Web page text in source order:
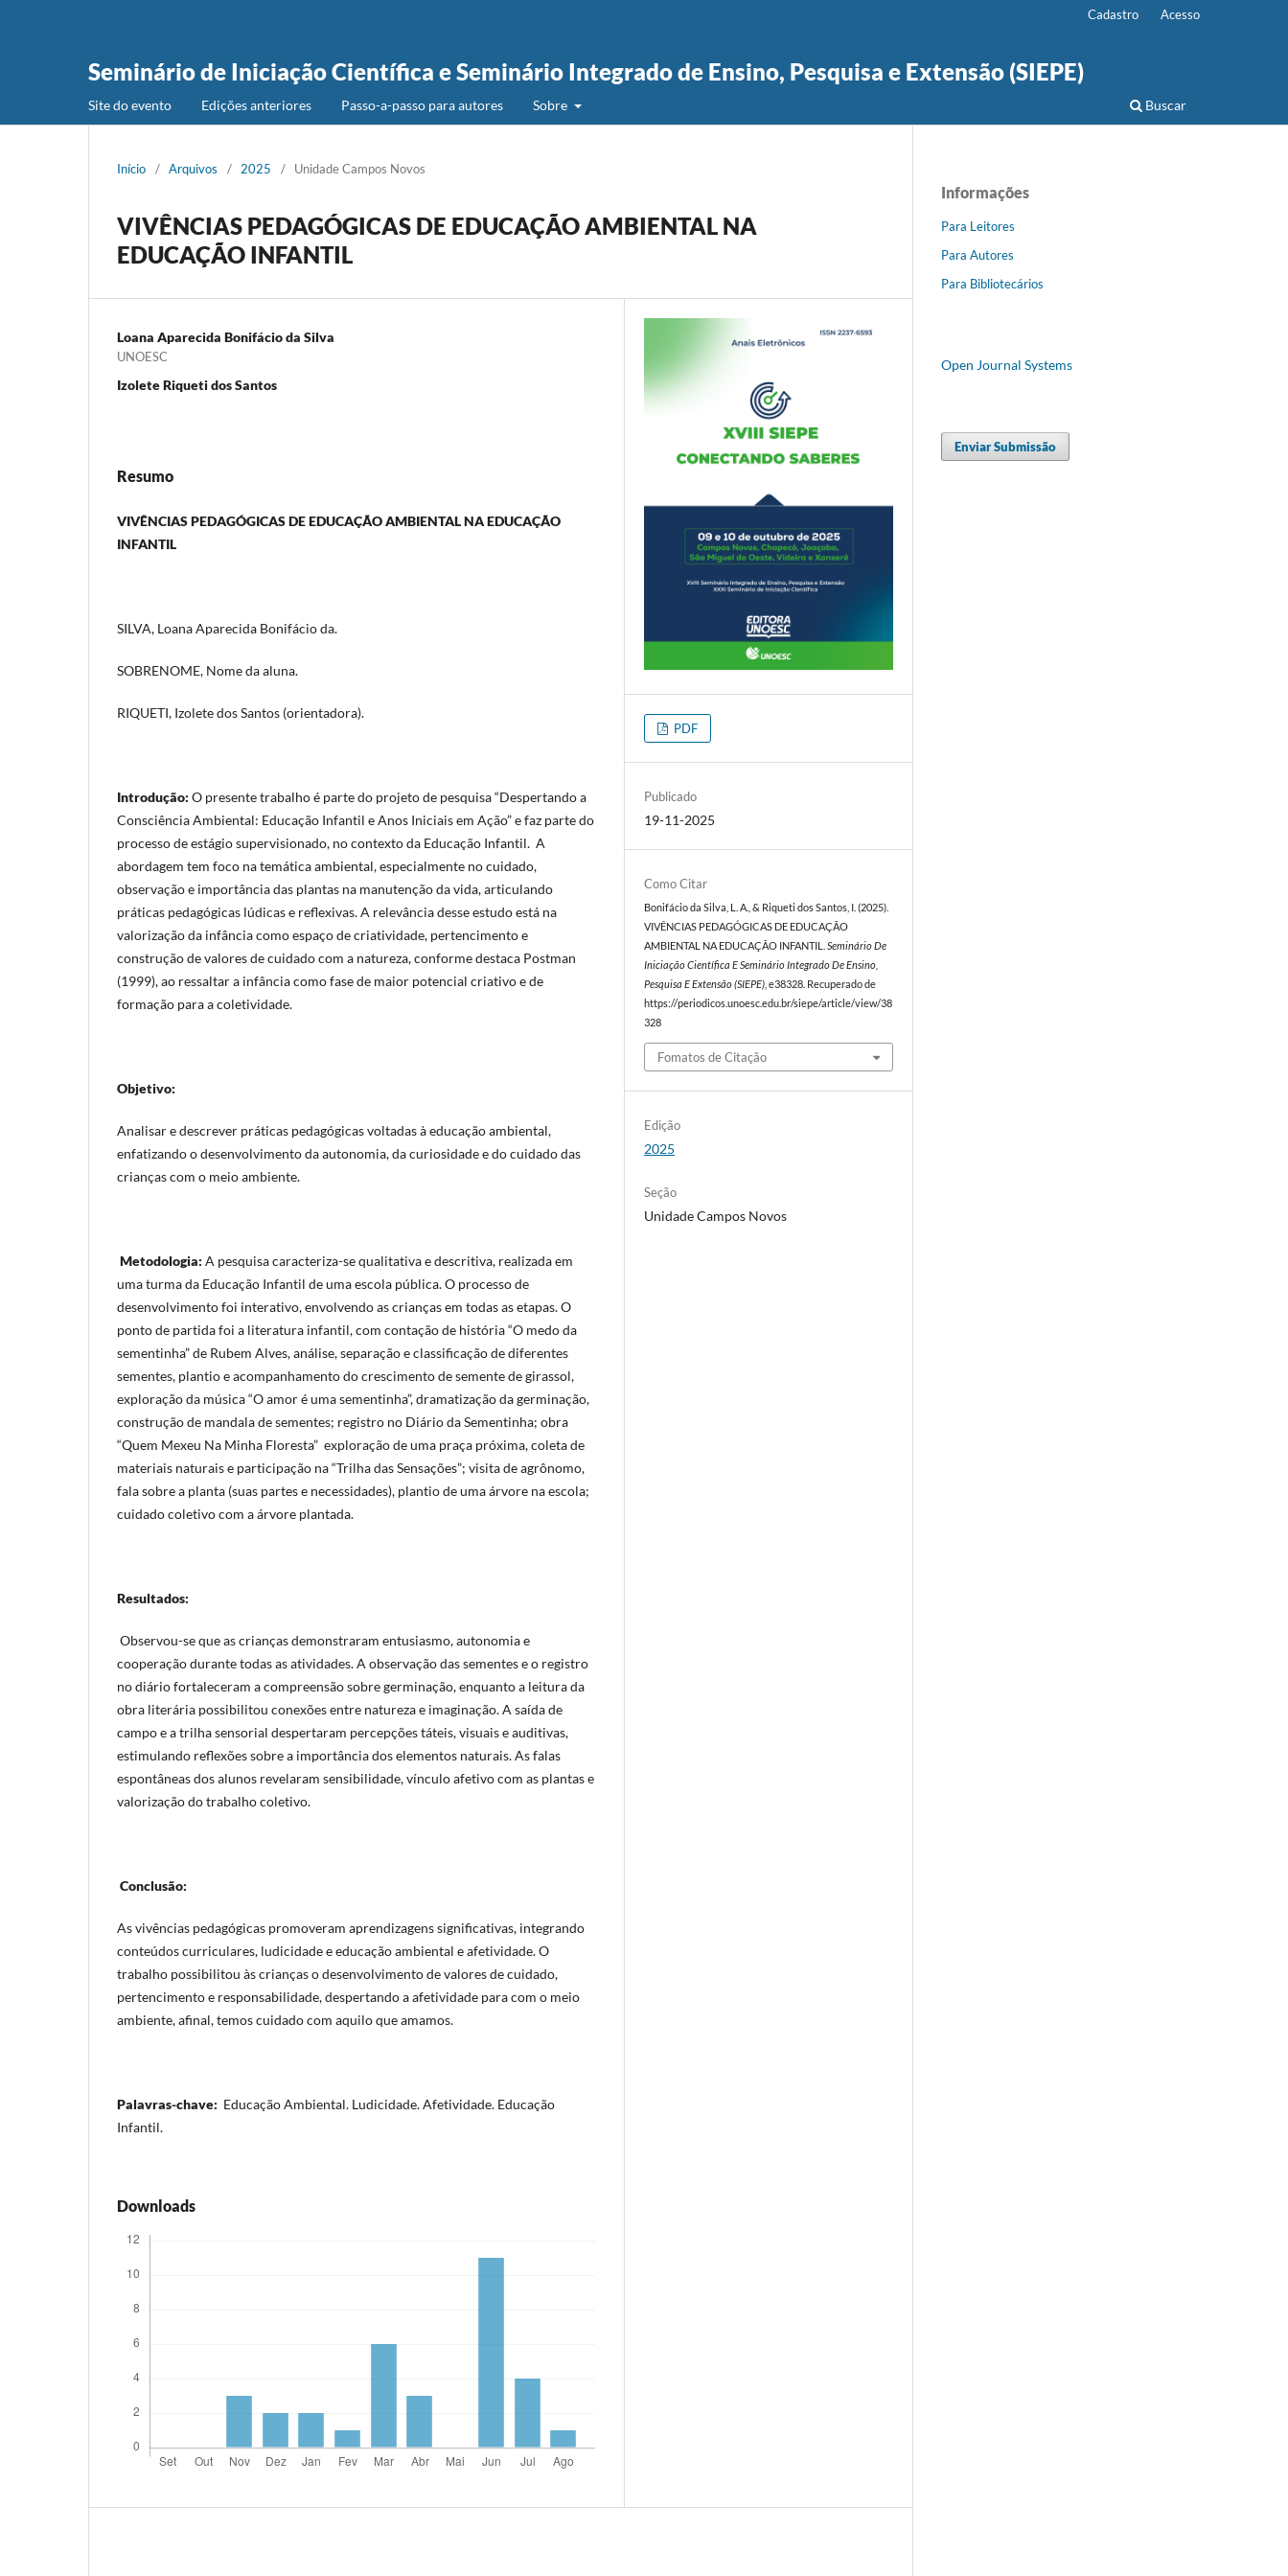
Seminário de Iniciação Científica e Seminário Integrado de Ensino, Pesquisa e Extensão (SIEPE)
Site do evento Edições anteriores Passo-a-passo para autores Sobre Buscar
Cadastro Acesso
Início / Arquivos / 2025 / Unidade Campos Novos
VIVÊNCIAS PEDAGÓGICAS DE EDUCAÇÃO AMBIENTAL NA
EDUCAÇÃO INFANTIL
Loana Aparecida Bonifácio da Silva
UNOESC
Izolete Riqueti dos Santos
Resumo
VIVÊNCIAS PEDAGÓGICAS DE EDUCAÇÃO AMBIENTAL NA EDUCAÇÃO
INFANTIL
SILVA, Loana Aparecida Bonifácio da.
SOBRENOME, Nome da aluna.
RIQUETI, Izolete dos Santos (orientadora).
Introdução: O presente trabalho é parte do projeto de pesquisa “Despertando a
Consciência Ambiental: Educação Infantil e Anos Iniciais em Ação” e faz parte do
processo de estágio supervisionado, no contexto da Educação Infantil. A
abordagem tem foco na temática ambiental, especialmente no cuidado,
observação e importância das plantas na manutenção da vida, articulando
práticas pedagógicas lúdicas e reflexivas. A relevância desse estudo está na
valorização da infância como espaço de criatividade, pertencimento e
construção de valores de cuidado com a natureza, conforme destaca Postman
(1999), ao ressaltar a infância como fase de maior potencial criativo e de
formação para a coletividade.
Objetivo:
Analisar e descrever práticas pedagógicas voltadas à educação ambiental,
enfatizando o desenvolvimento da autonomia, da curiosidade e do cuidado das
crianças com o meio ambiente.
Metodologia: A pesquisa caracteriza-se qualitativa e descritiva, realizada em
uma turma da Educação Infantil de uma escola pública. O processo de
desenvolvimento foi interativo, envolvendo as crianças em todas as etapas. O
ponto de partida foi a literatura infantil, com contação de história “O medo da
sementinha” de Rubem Alves, análise, separação e classificação de diferentes
sementes, plantio e acompanhamento do crescimento de semente de girassol,
exploração da música “O amor é uma sementinha”, dramatização da germinação,
construção de mandala de sementes; registro no Diário da Sementinha; obra
“Quem Mexeu Na Minha Floresta” exploração de uma praça próxima, coleta de
materiais naturais e participação na “Trilha das Sensações”; visita de agrônomo,
fala sobre a planta (suas partes e necessidades), plantio de uma árvore na escola;
cuidado coletivo com a árvore plantada.
Resultados:
Observou-se que as crianças demonstraram entusiasmo, autonomia e
cooperação durante todas as atividades. A observação das sementes e o registro
no diário fortaleceram a compreensão sobre germinação, enquanto a leitura da
obra literária possibilitou conexões entre natureza e imaginação. A saída de
campo e a trilha sensorial despertaram percepções táteis, visuais e auditivas,
estimulando reflexões sobre a importância dos elementos naturais. As falas
espontâneas dos alunos revelaram sensibilidade, vínculo afetivo com as plantas e
valorização do trabalho coletivo.
Conclusão:
As vivências pedagógicas promoveram aprendizagens significativas, integrando
conteúdos curriculares, ludicidade e educação ambiental e afetividade. O
trabalho possibilitou às crianças o desenvolvimento de valores de cuidado,
pertencimento e responsabilidade, despertando a afetividade para com o meio
ambiente, afinal, temos cuidado com aquilo que amamos.
Palavras-chave: Educação Ambiental. Ludicidade. Afetividade. Educação
Infantil.
Downloads
PDF
Publicado
19-11-2025
Como Citar
Bonifácio da Silva, L. A., & Riqueti dos Santos, I. (2025).
VIVÊNCIAS PEDAGÓGICAS DE EDUCAÇÃO
AMBIENTAL NA EDUCAÇÃO INFANTIL.Seminário De
Iniciação Científica E Seminário Integrado De Ensino,
Pesquisa E Extensão (SIEPE), e38328. Recuperado de
https://periodicos.unoesc.edu.br/siepe/article/view/38
328
Fomatos de Citação
Edição
2025
Seção
Unidade Campos Novos
Informações
Para Leitores
Para Autores
Para Bibliotecários
Open Journal Systems
Enviar Submissão